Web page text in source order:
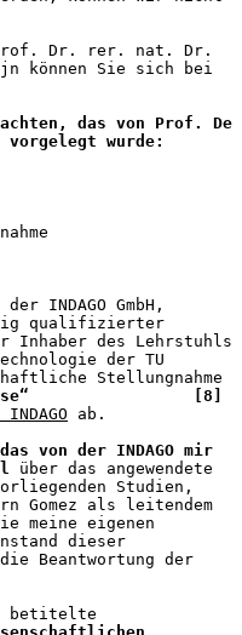
Prof. Dr. rer. nat. Dr.
können Sie sich bei
das von Prof.
wurde:
INDAGO GmbH,
qualifizierter
Inhaber des Lehrstuhls
der TU
Stellungnahme
[8]
ab.
das von der INDAGO
über das angewendete
Studien,
Gomez als leitendem
meine eigenen
dieser
Beantwortung der
betitelte